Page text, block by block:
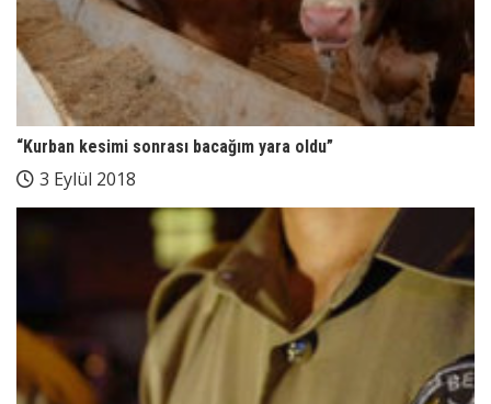
“Kurban kesimi sonrası bacağım yara oldu”
3 Eylül 2018